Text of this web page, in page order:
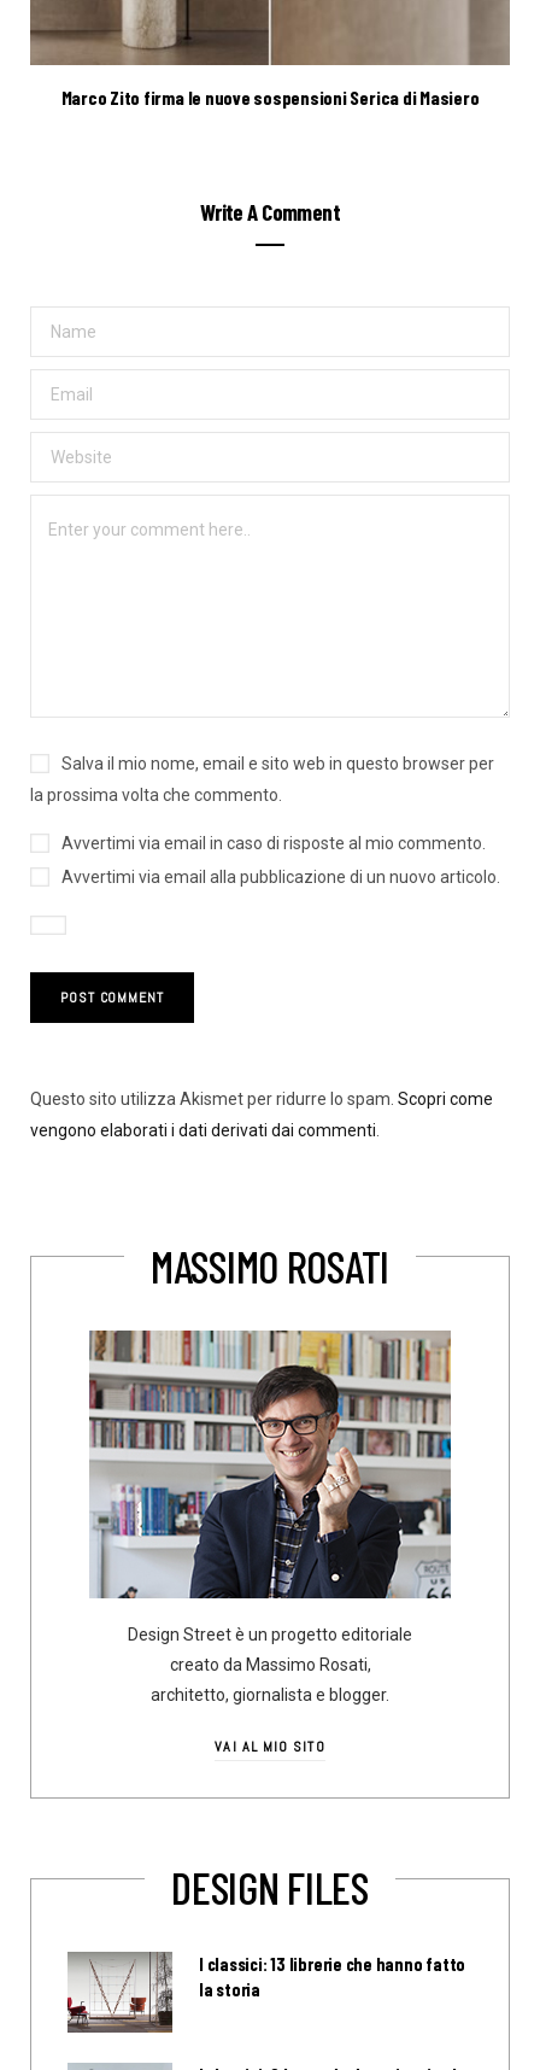
Marco Zito firma le nuove sospensioni Serica di Masiero
Write A Comment
Salva il mio nome, email e sito web in questo browser per
la prossima volta che commento.
Avvertimi via email in caso di risposte al mio commento.
Avvertimi via email alla pubblicazione di un nuovo articolo.
Questo sito utilizza Akismet per ridurre lo spam. Scopri come
vengono elaborati i dati derivati dai commenti.
MASSIMO ROSATI
Design Street è un progetto editoriale
creato da Massimo Rosati,
architetto, giornalista e blogger.
VAI AL MIO SITO
DESIGN FILES
I classici: 13 librerie che hanno fatto
la storia